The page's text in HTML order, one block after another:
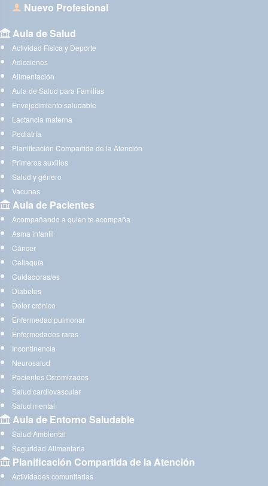
Nuevo Profesional
Aula de Salud
Actividad Física y Deporte
Adicciones
Alimentación
Aula de Salud para Familias
Envejecimiento saludable
Lactancia materna
Pediatría
Planificación Compartida de la Atención
Primeros auxilios
Salud y género
Vacunas
Aula de Pacientes
Acompañando a quien te acompaña
Asma infantil
Cáncer
Celiaquía
Cuidadoras/es
Diabetes
Dolor crónico
Enfermedad pulmonar
Enfermedades raras
Incontinencia
Neurosalud
Pacientes Ostomizados
Salud cardiovascular
Salud mental
Aula de Entorno Saludable
Salud Ambiental
Seguridad Alimentaria
Planificación Compartida de la Atención
Actividades comunitarias